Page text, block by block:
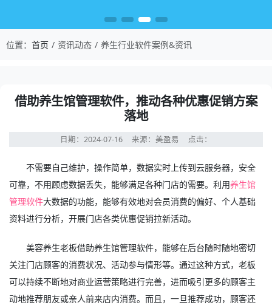
位置： 首页 资讯动态 养生行业软件案例&资讯
借助养生馆管理软件，推动各种优惠促销方案
落地
日期：2024-07-16 来源：美盈易 点击：
不需要自己维护，操作简单，数据实时上传到云服务器，安全
可靠，不用顾虑数据丢失，能够满足各种门店的需要。利用养生馆
管理软件大数据的功能，能够有效地对会员消费的偏好、个人基础
资料进行分析，开展门店各类优惠促销拉新活动。
美容养生老板借助养生馆管理软件，能够在后台随时随地密切
关注门店顾客的消费状况、活动参与情形等。通过这种方式，老板
可以持续不断地对商业运营策略进行完善，进而吸引更多的顾客主
动地推荐朋友或亲人前来店内消费。而且，一旦推荐成功，顾客还